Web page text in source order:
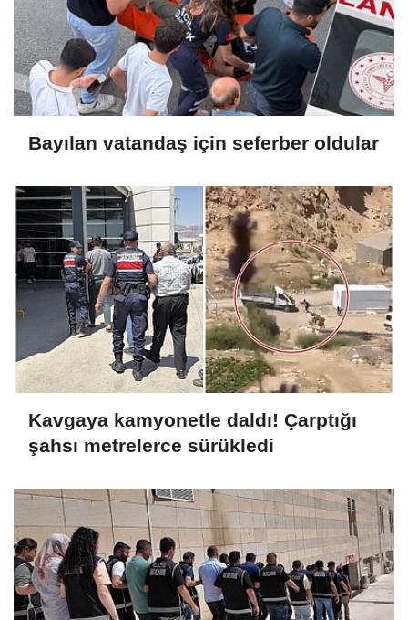
Bayılan vatandaş için seferber oldular
Kavgaya kamyonetle daldı! Çarptığı
şahsı metrelerce sürükledi